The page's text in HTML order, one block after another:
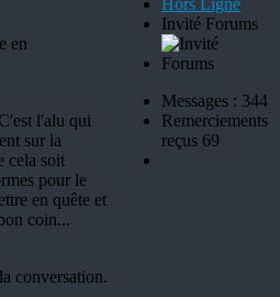
en
l'alu qui
sur la
cela soit
pour le
en quête et
coin...
conversation.
Hors Ligne
Invité Forums
Messages : 344
Remerciements
reçus 69